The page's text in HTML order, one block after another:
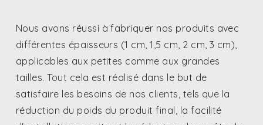
applicables aux petites comme aux grandes
tailles. Tout cela est réalisé dans le but de
satisfaire les besoins de nos clients, tels que la
réduction du poids du produit final, la facilité
d'installation sur site et la réduction des coûts de
transport.